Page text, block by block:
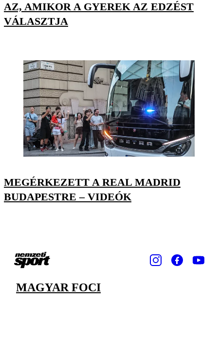
AZ, AMIKOR A GYEREK AZ EDZÉST
VÁLASZTJA
MEGÉRKEZETT A REAL MADRID
BUDAPESTRE – VIDEÓK
MAGYAR FOCI